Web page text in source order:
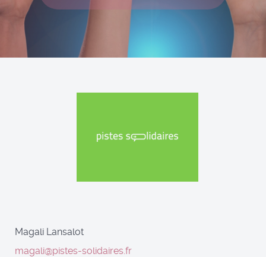
Magali Lansalot
magali@pistes-solidaires.fr